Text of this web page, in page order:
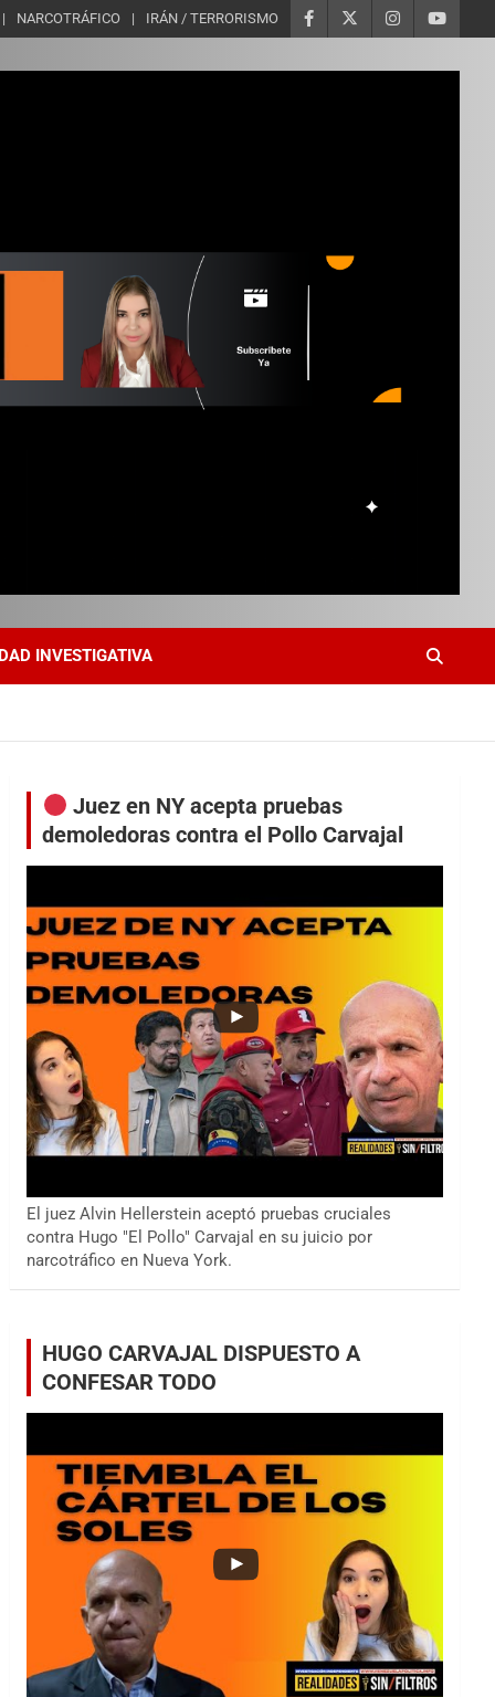
NARCOTRÁFICO IRÁN / TERRORISMO
INVESTIGATIVA
Juez en NY acepta pruebas
demoledoras contra el Pollo Carvajal
El juez Alvin Hellerstein aceptó pruebas cruciales
contra Hugo "El Pollo" Carvajal en su juicio por
narcotráfico en Nueva York.
HUGO CARVAJAL DISPUESTO A
CONFESAR TODO